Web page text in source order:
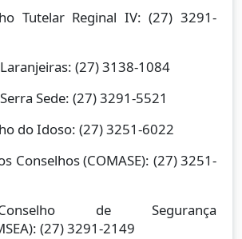
Tutelar Reginal IV: (27) 3291-
Laranjeiras: (27) 3138-1084
Serra Sede: (27) 3291-5521
do Idoso: (27) 3251-6022
Conselhos (COMASE): (27) 3251-
de Segurança
(27) 3291-2149